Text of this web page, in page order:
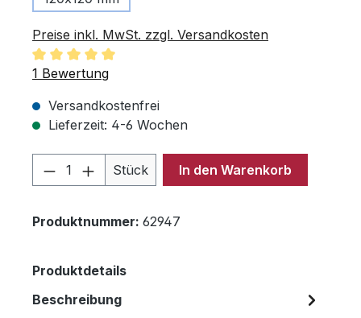
Preise inkl. MwSt. zzgl. Versandkosten
Durchschnittliche Bewertung von 5 von 5 Sternen
1 Bewertung
Versandkostenfrei
Lieferzeit: 4-6 Wochen
Produkt Anzahl: Gib den
Stück In den Warenkorb
Produktnummer: 62947
Produktdetails
Beschreibung